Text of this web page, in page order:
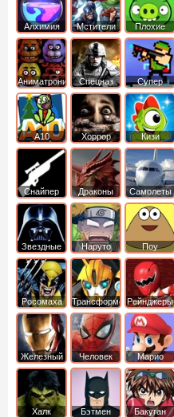
Алхимия Мстители
Плохие
свинки
Аниматроники Спецназ
Супер
бойцы
А10 Хоррор Кизи
Снайпер Драконы Самолеты
Звездные
войны
Наруто Поу
Росомаха ТрансформерыРейнджеры
Самураи
Железный
человек
Человек
Паук
Марио
Халк Бэтмен Бакуган